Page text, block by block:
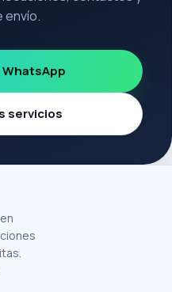
envío.
WhatsApp
servicios